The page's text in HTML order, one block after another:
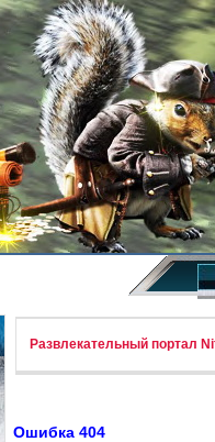
Развлекательный портал
Ошибка 404